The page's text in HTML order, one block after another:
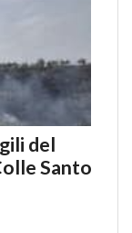
del
Santo